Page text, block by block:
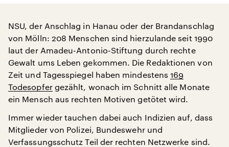
NSU, der Anschlag in Hanau oder der Brandanschlag
von Mölln: 208 Menschen sind hierzulande seit 1990
laut der Amadeu-Antonio-Stiftung durch rechte
Gewalt ums Leben gekommen. Die Redaktionen von
Zeit und Tagesspiegel haben mindestens169
Todesopfergezählt, wonach im Schnitt alle Monate
ein Mensch aus rechten Motiven getötet wird.
Immer wieder tauchen dabei auch Indizien auf, dass
Mitglieder von Polizei, Bundeswehr und
Verfassungsschutz Teil der rechten Netzwerke sind.